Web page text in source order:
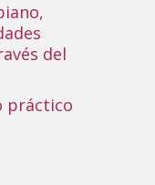
del
práctico